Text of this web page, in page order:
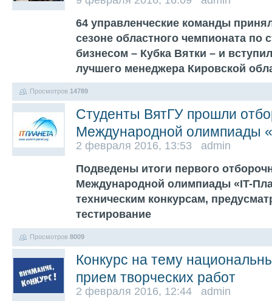
64 управленческие команды
сезоне областного чемпионата по
бизнесом – Кубка Вятки – и
лучшего менеджера Кировской
Просмотров 14789
Студенты ВятГУ прошли
Международной олимпиады
2 февраля 2016, 13:53 admin
Подведены итоги первого
Международной олимпиады «IT-
техническим конкурсам,
тестирование
Просмотров 8009
Конкурс на тему
прием творческих работ
2 февраля 2016, 12:44 admin